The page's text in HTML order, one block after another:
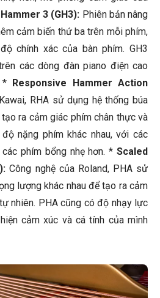
3 (GH3): Phiên bản nâng
cảm biến thứ ba trên mỗi phím,
chính xác của bàn phím. GH3
các dòng đàn piano điện cao
* Responsive Hammer Action
RHA sử dụng hệ thống búa
ra cảm giác phím chân thực và
nặng phím khác nhau, với các
phím bổng nhẹ hơn. * Scaled
Công nghệ của Roland, PHA sử
lượng khác nhau để tạo ra cảm
nhiên. PHA cũng có độ nhạy lực
cảm xúc và cá tính của mình